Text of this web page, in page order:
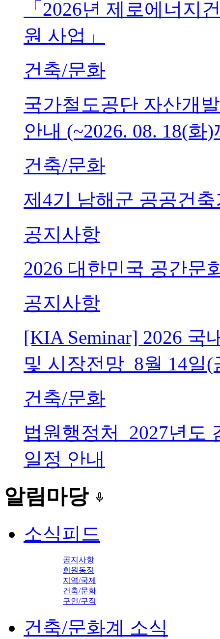
「2026년 제로에너지
원 사업」
건축/문화
국가철도공단 자산개
안내 (~2026. 08. 18(화
건축/문화
제4기 남해군 공공건
공지사항
2026 대한민국 공간문
공지사항
[KIA Seminar] 2026 국
및 시장전망_8월 14일(
건축/문화
법원행정처_2027년도
일정 안내
알림마당 keyboard_voice
소식피드
공지사항
회원동정
지역/국제
건축/문화
구인/구직
건축/문화계 소식